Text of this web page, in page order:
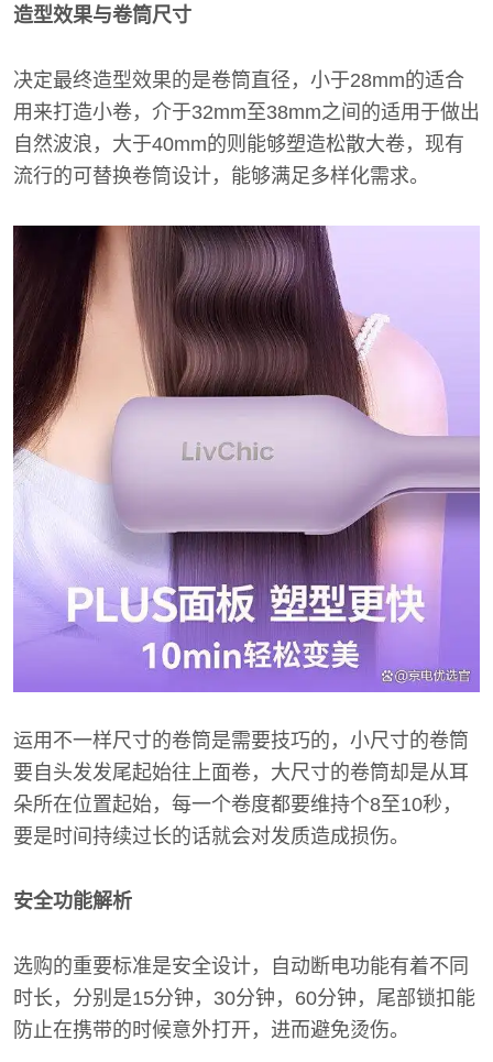
造型效果与卷筒尺寸
决定最终造型效果的是卷筒直径，小于28mm的适合
用来打造小卷，介于32mm至38mm之间的适用于做出
自然波浪，大于40mm的则能够塑造松散大卷，现有
流行的可替换卷筒设计，能够满足多样化需求。
运用不一样尺寸的卷筒是需要技巧的，小尺寸的卷筒
要自头发发尾起始往上面卷，大尺寸的卷筒却是从耳
朵所在位置起始，每一个卷度都要维持个8至10秒，
要是时间持续过长的话就会对发质造成损伤。
安全功能解析
选购的重要标准是安全设计，自动断电功能有着不同
时长，分别是15分钟，30分钟，60分钟，尾部锁扣能
防止在携带的时候意外打开，进而避免烫伤。